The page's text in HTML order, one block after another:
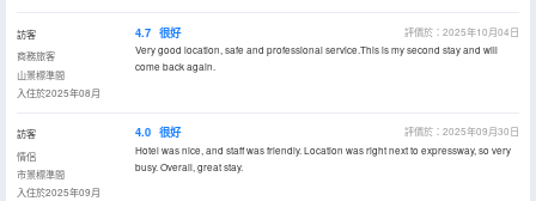
訪客
商務旅客
山景標準間
入住於2025年08月
4.7 很好
評價於：2025年10月04日
Very good location, safe and professional service.This is my second stay and will
come back again.
訪客
情侶
市景標準間
入住於2025年09月
4.0 很好
評價於：2025年09月30日
Hotel was nice, and staff was friendly. Location was right next to expressway, so very
busy. Overall, great stay.